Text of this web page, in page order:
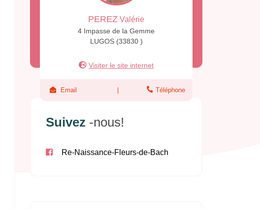
PEREZ Valérie
4 Impasse de la Gemme
LUGOS (33830 )
Visiter le site internet
Email Téléphone
Suivez -nous!
Re-Naissance-Fleurs-de-Bach